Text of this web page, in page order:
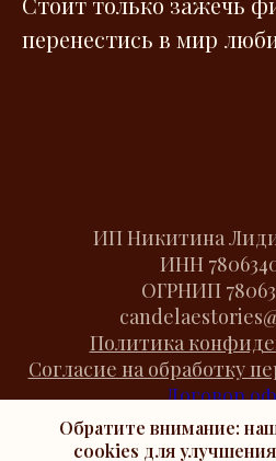
перенестись в мир
Обратите внимание:
cookies для
ИП Никитина
ИНН
ОГРНИП
Политика
Согласие на обработку
Договор